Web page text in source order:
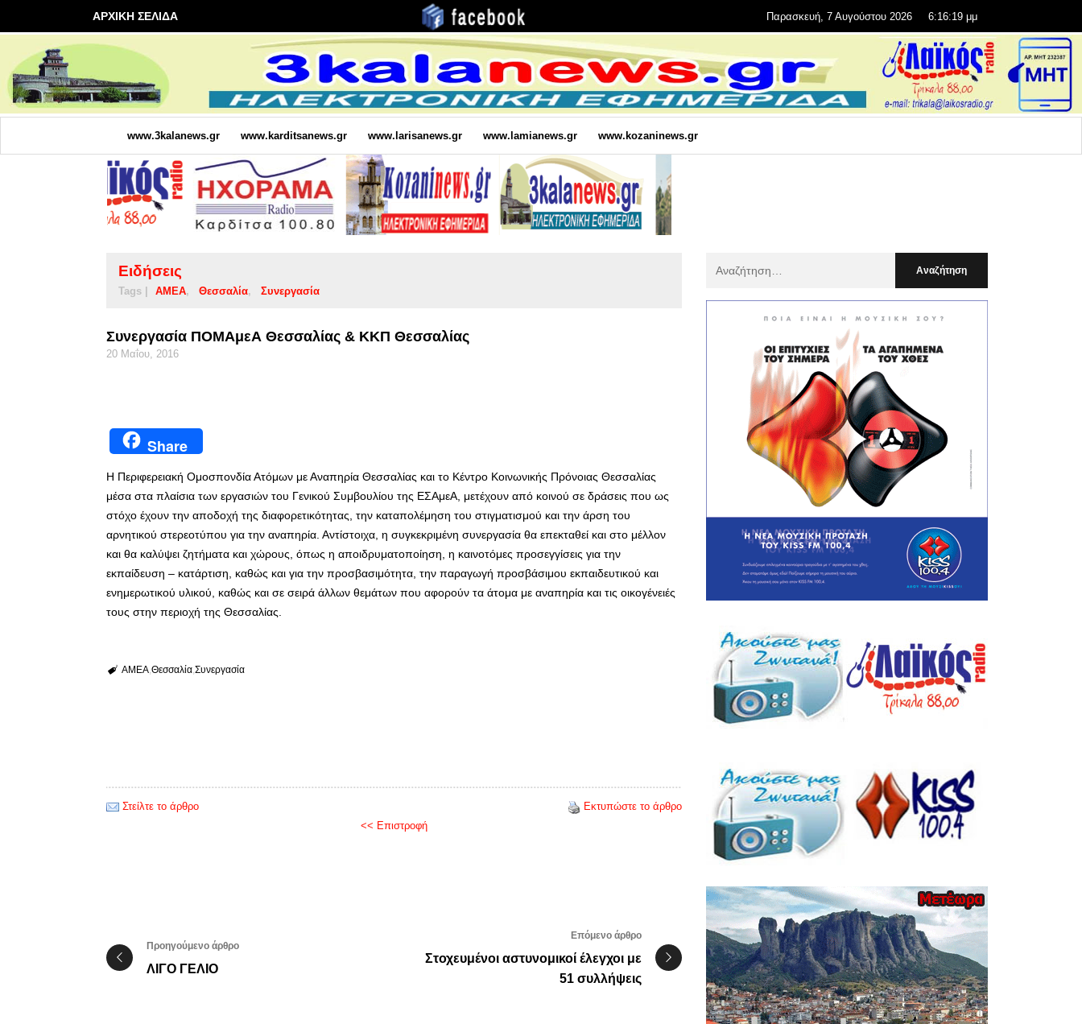
ΑΡΧΙΚΗ ΣΕΛΙΔΑ Παρασκευή, 7 Αυγούστου 2026 6:16:20 μμ
www.3kalanews.gr www.karditsanews.gr www.larisanews.gr www.lamianews.gr www.kozaninews.gr
Ειδήσεις
Tags | ΑΜΕΑ Θεσσαλία Συνεργασία
Συνεργασία ΠΟΜΑμεΑ Θεσσαλίας & ΚΚΠ Θεσσαλίας
20 Μαΐου, 2016
Share
Η Περιφερειακή Ομοσπονδία Ατόμων με Αναπηρία Θεσσαλίας και το Κέντρο Κοινωνικής Πρόνοιας Θεσσαλίας
μέσα στα πλαίσια των εργασιών του Γενικού Συμβουλίου της ΕΣΑμεΑ, μετέχουν από κοινού σε δράσεις που ως
στόχο έχουν την αποδοχή της διαφορετικότητας, την καταπολέμηση του στιγματισμού και την άρση του
αρνητικού στερεοτύπου για την αναπηρία. Αντίστοιχα, η συγκεκριμένη συνεργασία θα επεκταθεί και στο μέλλον
και θα καλύψει ζητήματα και χώρους, όπως η αποιδρυματοποίηση, η καινοτόμες προσεγγίσεις για την
εκπαίδευση – κατάρτιση, καθώς και για την προσβασιμότητα, την παραγωγή προσβάσιμου εκπαιδευτικού και
ενημερωτικού υλικού, καθώς και σε σειρά άλλων θεμάτων που αφορούν τα άτομα με αναπηρία και τις οικογένειές
τους στην περιοχή της Θεσσαλίας.
ΑΜΕΑ Θεσσαλία Συνεργασία
Στείλτε το άρθρο
Εκτυπώστε το άρθρο
<< Επιστροφή
Προηγούμενο άρθρο
ΛΙΓΟ ΓΕΛΙΟ
Επόμενο άρθρο
Στοχευμένοι αστυνομικοί έλεγχοι με
51 συλλήψεις
: